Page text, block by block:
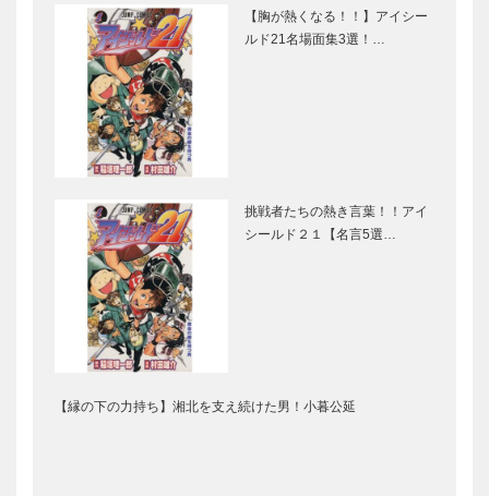
【胸が熱くなる！！】アイシー
ルド21名場面集3選！…
挑戦者たちの熱き言葉！！アイ
シールド２１【名言5選…
【縁の下の力持ち】湘北を支え続けた男！小暮公延